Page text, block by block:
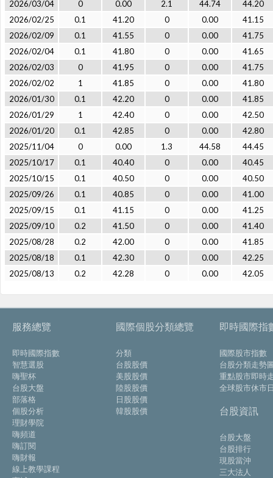
2026/03/04 0 0.00 2.1 44.74
44.20
2026/02/25
0.1 41.20 0 0.00
41.15
2026/02/09
0.1 41.55 0 0.00
41.75
2026/02/04
0.1 41.80 0 0.00
41.65
2026/02/03
0 41.95 0 0.00
41.75
2026/02/02
1 41.85 0 0.00
41.80
2026/01/30
0.1 42.20 0 0.00
41.85
2026/01/29
1 42.40 0 0.00
42.50
2026/01/20
0.1 42.85 0 0.00
42.80
2025/11/04
0 0.00 1.3 44.58
44.45
2025/10/17
0.1 40.40 0 0.00
40.45
2025/10/15
0.1 40.50 0 0.00
40.50
2025/09/26
0.1 40.85 0 0.00
41.00
2025/09/15
0.1 41.15 0 0.00
41.25
2025/09/10
0.2 41.50 0 0.00
41.40
2025/08/28
0.2 42.00 0 0.00
41.85
2025/08/18
0.1 42.30 0 0.00
42.25
2025/08/13
0.2 42.28 0 0.00 42.05
服務總覽
即時國際指數
智慧選股
嗨聖杯
台股大盤
部落格
個股分析
理財學院
嗨頻道
嗨訂閱
嗨財報
線上教學課程
國際個股分類總覽
分類
台股股價
美股股價
陸股股價
日股股價
韓股股價
即時國際指
國際股市指數
台股分類走勢
重點股市即時
全球股市休市
台股資訊
台股大盤
台股排行
現股當沖
三大法人